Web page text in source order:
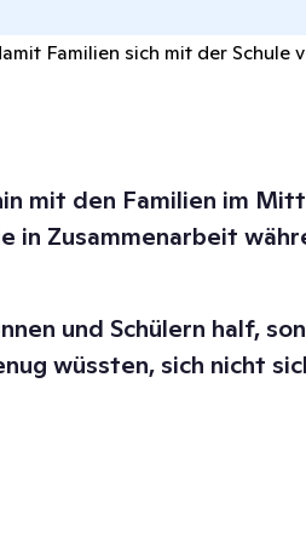
Familien sich mit der Schule
den Familien im
Zusammenarbeit
und Schülern half,
wüssten, sich nicht